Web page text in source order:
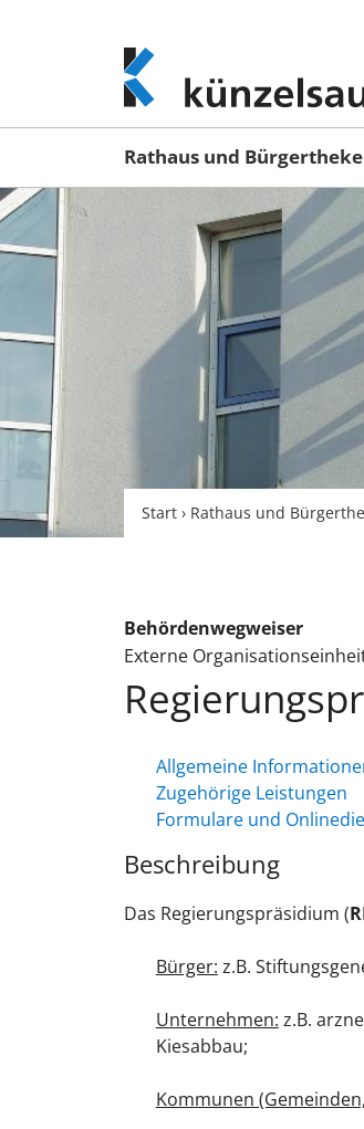
www.kuenzelsau.de
(zur
Startseite)
Rathaus und Bürgertheke
Start › Rathaus und
Behördenwegweiser
Externe
Allgemeine
Zugehörige Leistungen
Formulare und
Beschreibung
Das Regierungspräsidium (
Bürger: z.B.
Unternehmen: z.B.
Kiesabbau;
Kommunen